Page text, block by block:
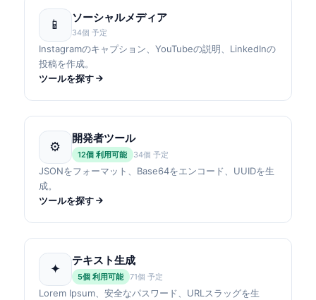
📱 ソーシャルメディア
34個 予定
Instagramのキャプション、YouTubeの説明、LinkedInの
投稿を作成。
ツールを探す
⚙
開発者ツール
12個 利用可能 34個 予定
JSONをフォーマット、Base64をエンコード、UUIDを生
成。
ツールを探す
✦
テキスト生成
5個 利用可能 71個 予定
Lorem Ipsum、安全なパスワード、URLスラッグを生